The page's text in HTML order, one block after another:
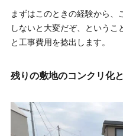
まずはこのときの経験から、
しないと大変だぞ、というこ
と工事費用を捻出します。
残りの敷地のコンクリ化